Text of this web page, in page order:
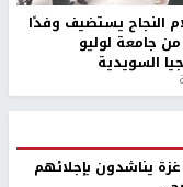
(49 عامًا) من بلدة سلواد / رام الله إضرابه
نجله الأسير محمد
في سجن (عوفر)، والأسير حاتم القواسمة (42 عاما) من الخليل،